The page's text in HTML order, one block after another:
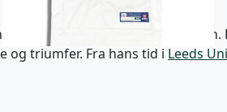
finesse og lederskab på
og triumfer. Fra hans tid i Leeds